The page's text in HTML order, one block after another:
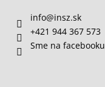
info@insz.sk
+421 944 367 573
Sme na facebooku